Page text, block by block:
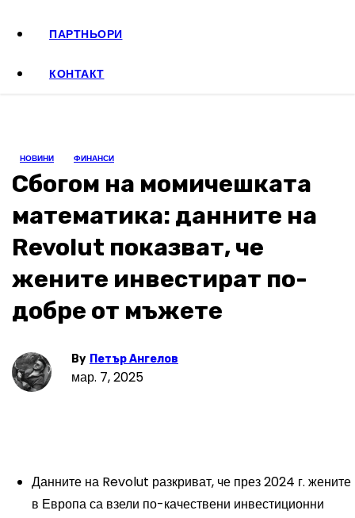
ПАРТНЬОРИ
КОНТАКТ
НОВИНИ ФИНАНСИ
Сбогом на момичешката
математика: данните на
Revolut показват, че
жените инвестират по-
добре от мъжете
By Петър Ангелов
мар. 7, 2025
Данните на Revolut разкриват, че през 2024 г. жените
в Европа са взели по-качествени инвестиционни